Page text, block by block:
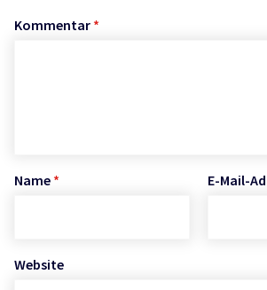
Kommentar *
Name * E-Mail-
Website